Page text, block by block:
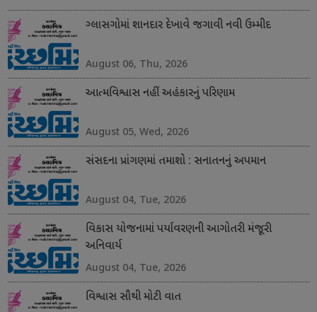
ગ્લાસગોમાં શાનદાર દેખાવે જગાવી નવી ઉમ્મીદ
August 06, Thu, 2026
આત્મવિશ્વાસ નહીં અહંકારનું પરિણામ
August 05, Wed, 2026
સંસદના પ્રાંગણમાં તમાશો : સનાતનનું અપમાન
August 04, Tue, 2026
વિકાસ યોજનામાં પર્યાવરણની આગોતરી મંજૂરી
અનિવાર્ય
August 04, Tue, 2026
વિશ્વાસ સૌથી મોટી વાત